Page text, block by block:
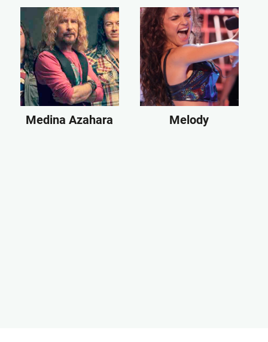
Medina Azahara Melody